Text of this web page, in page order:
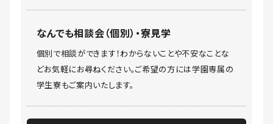
なんでも相談会（個別）・寮見学
個別で相談ができます！わからないことや不安なことな
どお気軽にお尋ねください。ご希望の方には学園専属の
学生寮もご案内いたします。